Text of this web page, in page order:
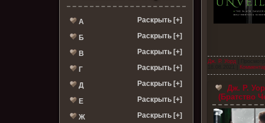
А Раскрыть [+]
Б Раскрыть [+]
В Раскрыть [+]
Г Раскрыть [+]
Д Раскрыть [+]
Е Раскрыть [+]
Ж Раскрыть [+]
Дж. Р. Уорд
Дж. Р.
(Братство